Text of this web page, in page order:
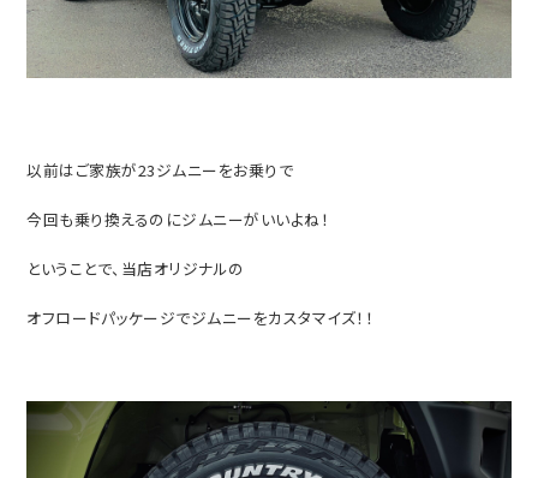
以前はご家族が23ジムニーをお乗りで
今回も乗り換えるのにジムニーがいいよね！
ということで、当店オリジナルの
オフロードパッケージでジムニーをカスタマイズ！！